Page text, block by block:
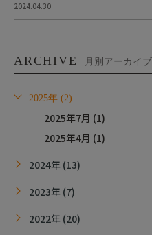
2024.04.30
ARCHIVE 月別アーカイブ
2025年 (2)
2025年7月 (1)
2025年4月 (1)
2024年 (13)
2023年 (7)
2022年 (20)